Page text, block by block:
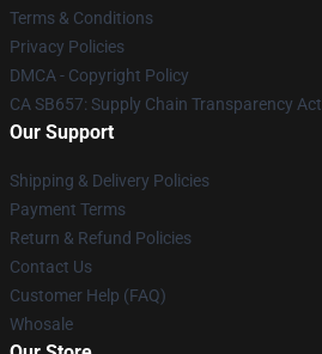
Terms & Conditions
Privacy Policies
DMCA - Copyright Policy
CA SB657: Supply Chain Transparency Act
Our Support
Shipping & Delivery Policies
Payment Terms
Return & Refund Policies
Contact Us
Customer Help (FAQ)
Whosale